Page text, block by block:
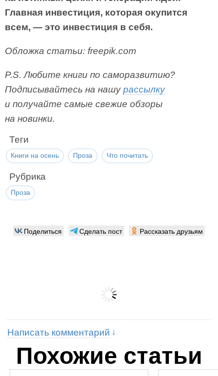
Главная инвестиция, которая окупится
всем, — это инвестиция в себя.
Обложка статьи: freepik.com
P.S. Любите книги по саморазвитию?
Подписывайтесь на нашурассылку
и получайте самые свежие обзоры
на новинки.
Теги
Книги на осень Проза Что почитать
Рубрика
Проза
Поделиться Сделать пост Рассказать друзьям
Написать комментарий
Похожие статьи